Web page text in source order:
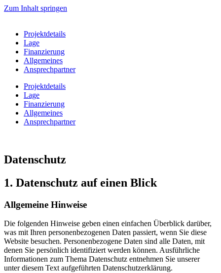
Zum Inhalt springen
Projektdetails
Lage
Finanzierung
Allgemeines
Ansprechpartner
Projektdetails
Lage
Finanzierung
Allgemeines
Ansprechpartner
Datenschutz
1. Datenschutz auf einen Blick
Allgemeine Hinweise
Die folgenden Hinweise geben einen einfachen Überblick darüber,
was mit Ihren personenbezogenen Daten passiert, wenn Sie diese
Website besuchen. Personenbezogene Daten sind alle Daten, mit
denen Sie persönlich identifiziert werden können. Ausführliche
Informationen zum Thema Datenschutz entnehmen Sie unserer
unter diesem Text aufgeführten Datenschutzerklärung.